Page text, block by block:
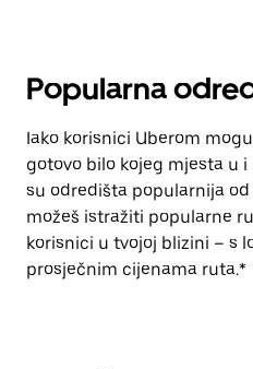
Popularna
Iako korisnici Uberom
gotovo bilo kojeg mjesta u
su odredišta popularnija
možeš istražiti popularne
korisnici u tvojoj blizini – s
prosječnim cijenama ruta.*